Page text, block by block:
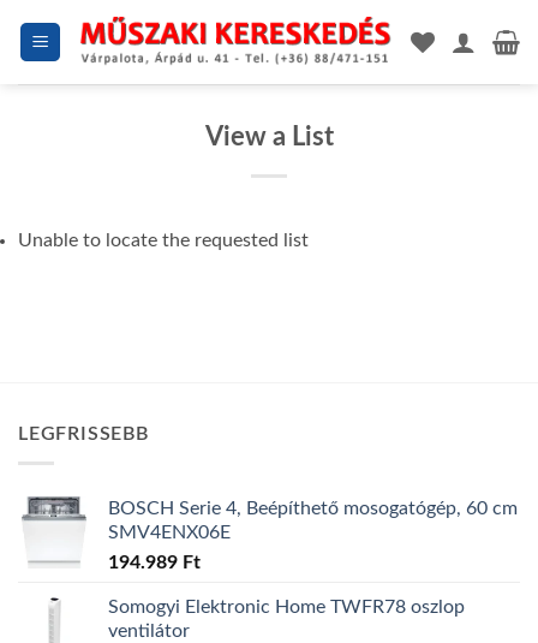
View a List
Unable to locate the requested list
LEGFRISSEBB
BOSCH Serie 4, Beépíthető mosogatógép, 60 cm
SMV4ENX06E
194.989 Ft
Somogyi Elektronic Home TWFR78 oszlop
ventilátor